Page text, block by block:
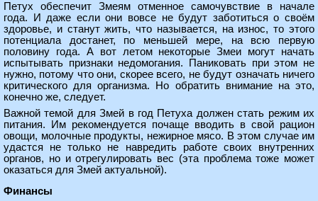
Петух обеспечит Змеям отменное самочувствие в начале
года. И даже если они вовсе не будут заботиться о своём
здоровье, и станут жить, что называется, на износ, то этого
потенциала достанет, по меньшей мере, на всю первую
половину года. А вот летом некоторые Змеи могут начать
испытывать признаки недомогания. Паниковать при этом не
нужно, потому что они, скорее всего, не будут означать ничего
критического для организма. Но обратить внимание на это,
конечно же, следует.
Важной темой для Змей в год Петуха должен стать режим их
питания. Им рекомендуется почаще вводить в свой рацион
овощи, молочные продукты, нежирное мясо. В этом случае им
удастся не только не навредить работе своих внутренних
органов, но и отрегулировать вес (эта проблема тоже может
оказаться для Змей актуальной).
Финансы